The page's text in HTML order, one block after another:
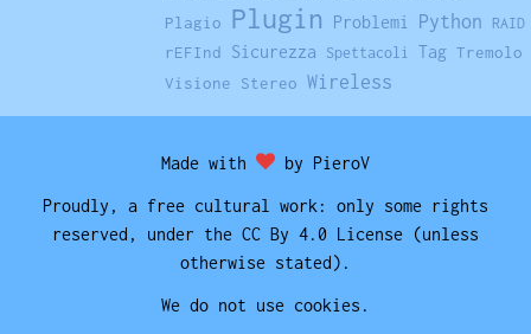
Plagio
Plugin Problemi Python RAID
rEFInd Sicurezza Spettacoli Tag Tremolo
Visione Stereo Wireless
Made with by PieroV
Proudly, a free cultural work: only some rights
reserved, under the CC By 4.0 License (unless
otherwise stated).
We do not use cookies.